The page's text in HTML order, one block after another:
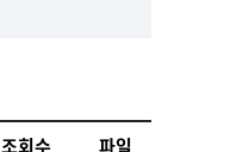
조회수
파일